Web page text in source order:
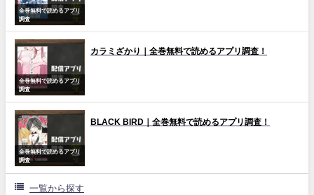
全巻無料で読めるアプリ
調査
全巻無料で読めるアプリ
調査
カラミざかり｜全巻無料で読めるアプリ調査！
全巻無料で読めるアプリ
調査
BLACK BIRD｜全巻無料で読めるアプリ調査！
一覧から探す